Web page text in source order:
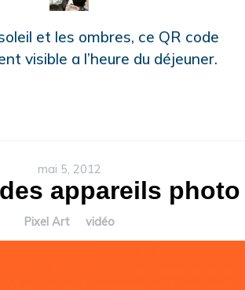
et les ombres, ce QR code
visible a l’heure du déjeuner.
mai 5, 2012
appareils photo
Pixel Art vidéo